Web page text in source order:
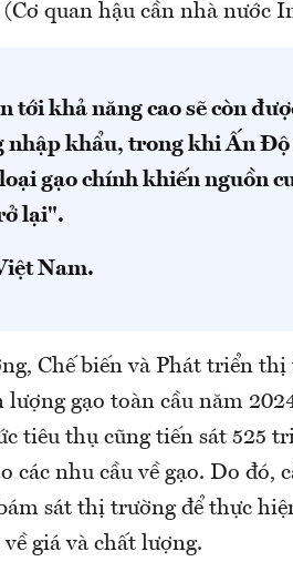
quan hậu cần nhà nước
tới khả năng cao sẽ còn
nhập khẩu, trong khi Ấn
gạo chính khiến nguồn
lại".
Nam.
Chế biến và Phát triển
gạo toàn cầu năm
tiêu thụ cũng tiến sát 525
các nhu cầu về gạo. Do đó,
sát thị trường để thực
giá và chất lượng.